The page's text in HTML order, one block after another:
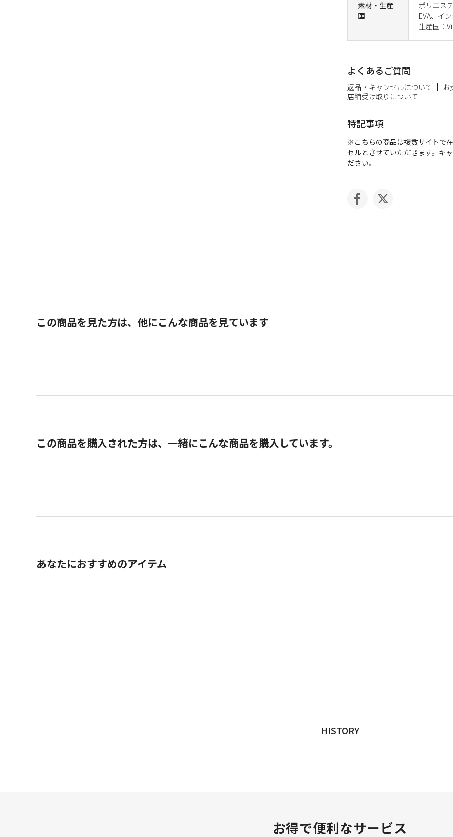
素材・生産
国
ポリエス
EVA、イ
生産国：
よくあるご質問
返品・キャンセルについて お
店舗受け取りについて
特記事項
※こちらの商品は複数サイトで
セルとさせていただきます。キ
ださい。
この商品を見た方は、他にこんな商品を見ています
この商品を購入された方は、一緒にこんな商品を購入しています。
あなたにおすすめのアイテム
HISTORY
お得で便利なサービス